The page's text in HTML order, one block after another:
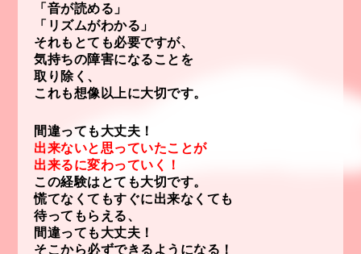
「音が読める」
「リズムがわかる」
それもとても必要ですが、
気持ちの障害になることを
取り除く、
これも想像以上に大切です。
間違っても大丈夫！
出来ないと思っていたことが
出来るに変わっていく！
この経験はとても大切です。
慌てなくてもすぐに出来なくても
待ってもらえる、
間違っても大丈夫！
そこから必ずできるようになる！